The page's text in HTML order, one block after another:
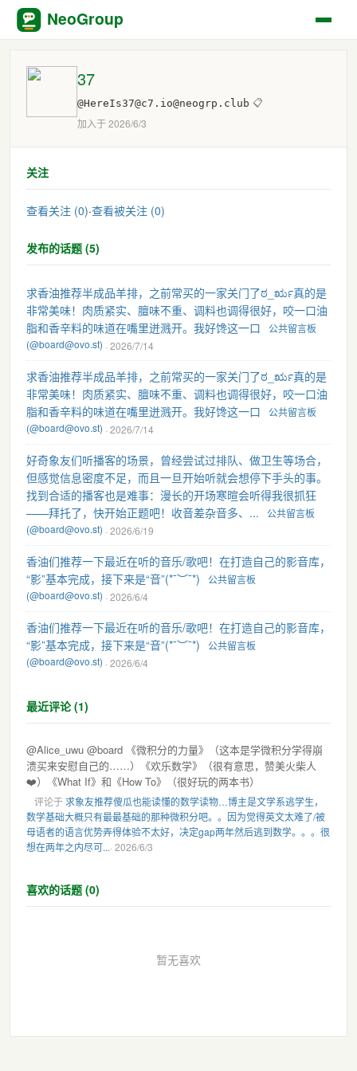
NeoGroup
37
@HereIs37@c7.io@neogrp.club 📋
加入于 2026/6/3
关注
查看关注 (0)·查看被关注 (0)
发布的话题 (5)
求香油推荐半成品羊排，之前常买的一家关门了ಠ_ರೃ真的是
非常美味！肉质紧实、膻味不重、调料也调得很好，咬一口油
脂和香辛料的味道在嘴里迸溅开。我好馋这一口
公共留言板
(@board@ovo.st) · 2026/7/14
求香油推荐半成品羊排，之前常买的一家关门了ಠ_ರೃ真的是
非常美味！肉质紧实、膻味不重、调料也调得很好，咬一口油
脂和香辛料的味道在嘴里迸溅开。我好馋这一口
公共留言板
(@board@ovo.st) · 2026/7/14
好奇象友们听播客的场景，曾经尝试过排队、做卫生等场合，
但感觉信息密度不足，而且一旦开始听就会想停下手头的事。
找到合适的播客也是难事：漫长的开场寒暄会听得我很抓狂
——拜托了，快开始正题吧！收音差杂音多、...
公共留言板
(@board@ovo.st) · 2026/6/19
香油们推荐一下最近在听的音乐/歌吧！在打造自己的影音库，
“影”基本完成，接下来是“音”(*¯︶¯*)
公共留言板
(@board@ovo.st) · 2026/6/4
香油们推荐一下最近在听的音乐/歌吧！在打造自己的影音库，
“影”基本完成，接下来是“音”(*¯︶¯*)
公共留言板
(@board@ovo.st) · 2026/6/4
最近评论 (1)
@Alice_uwu @board 《微积分的力量》（这本是学微积分学得崩
溃买来安慰自己的……）《欢乐数学》（很有意思，赞美火柴人
❤️）《What If》和《How To》（很好玩的两本书）
评论于求象友推荐傻瓜也能读懂的数学读物…博主是文学系逃学生，
数学基础大概只有最最基础的那种微积分吧。。因为觉得英文太难了/被
母语者的语言优势弄得体验不太好，决定gap两年然后逃到数学。。。很
想在两年之内尽可...· 2026/6/3
喜欢的话题 (0)
暂无喜欢